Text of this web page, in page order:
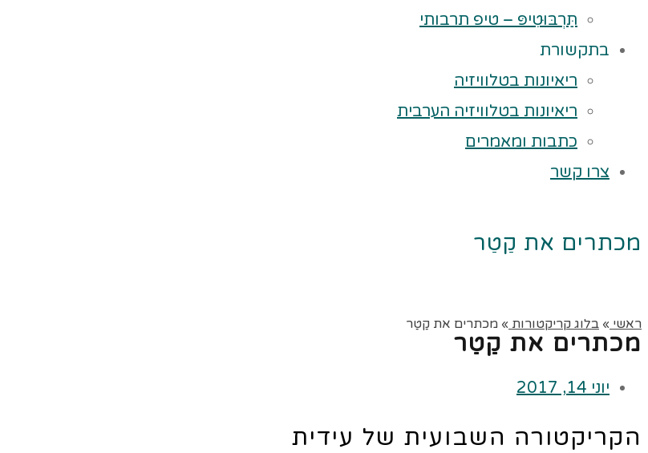
תַּרְבּוּטִיפּ – טיפ תרבותי
בתקשורת
ריאיונות בטלוויזיה
ריאיונות בטלוויזיה הערבית
כתבות ומאמרים
צרו קשר
מכתרים את קַטַר
ראשי » בלוג קריקטורות » מכתרים את קַטַר
מכתרים את קַטַר
יוני 14, 2017
הקריקטורה השבועית של עידית